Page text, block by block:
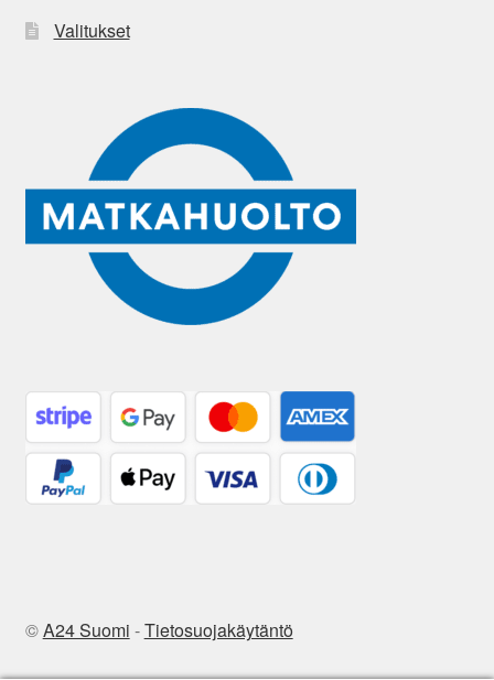
Valitukset
©A24 Suomi -Tietosuojakäytäntö